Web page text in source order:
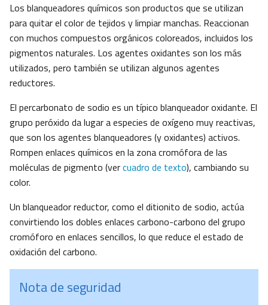
Los blanqueadores químicos son productos que se utilizan
para quitar el color de tejidos y limpiar manchas. Reaccionan
con muchos compuestos orgánicos coloreados, incluidos los
pigmentos naturales. Los agentes oxidantes son los más
utilizados, pero también se utilizan algunos agentes
reductores.
El percarbonato de sodio es un típico blanqueador oxidante. El
grupo peróxido da lugar a especies de oxígeno muy reactivas,
que son los agentes blanqueadores (y oxidantes) activos.
Rompen enlaces químicos en la zona cromófora de las
moléculas de pigmento (vercuadro de texto), cambiando su
color.
Un blanqueador reductor, como el ditionito de sodio, actúa
convirtiendo los dobles enlaces carbono-carbono del grupo
cromóforo en enlaces sencillos, lo que reduce el estado de
oxidación del carbono.
Nota de seguridad